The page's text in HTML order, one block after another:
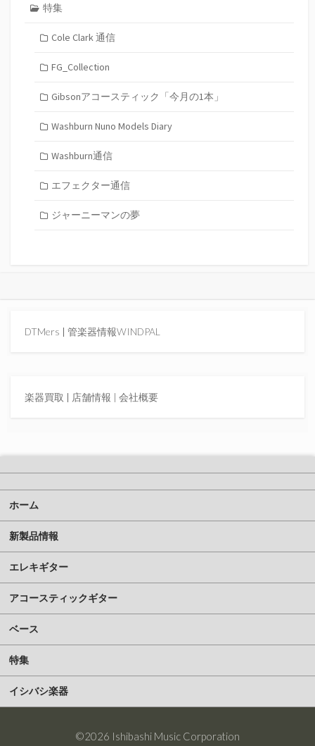
特集
Cole Clark 通信
FG_Collection
Gibsonアコースティック「今月の1本」
Washburn Nuno Models Diary
Washburn通信
エフェクター通信
ジャーニーマンの夢
DTMers | 管楽器情報WINDPAL
楽器買取 | 店舗情報 | 会社概要
ホーム
新製品情報
エレキギター
アコースティックギター
ベース
特集
イシバシ楽器
©2026 Ishibashi Music Corporation